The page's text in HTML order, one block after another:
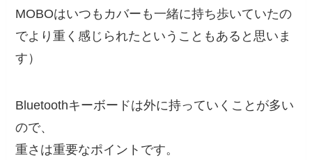
MOBOはいつもカバーも一緒に持ち歩いていたの
でより重く感じられたということもあると思いま
す）
Bluetoothキーボードは外に持っていくことが多い
ので、
重さは重要なポイントです。